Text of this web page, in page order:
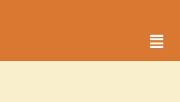
Menu